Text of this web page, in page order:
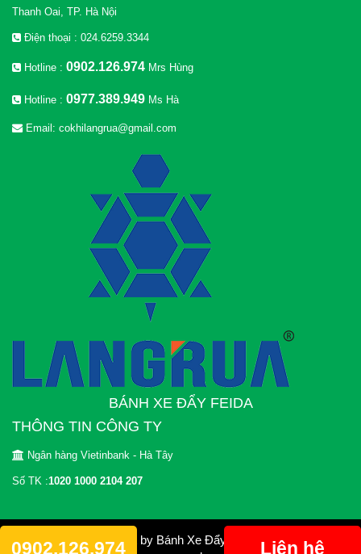
0902.126.974 Liên hệ
Thanh Oai, TP. Hà Nội
Điện thoại : 024.6259.3344
Hotline : 0902.126.974 Mrs Hùng
Hotline : 0977.389.949 Ms Hà
Email: cokhilangrua@gmail.com
BÁNH XE ĐẨY FEIDA
THÔNG TIN CÔNG TY
Ngân hàng Vietinbank - Hà Tây
Số TK :1020 1000 2104 207
© 2012 Copyright by Bánh Xe Đẩy FEIDA. All rights